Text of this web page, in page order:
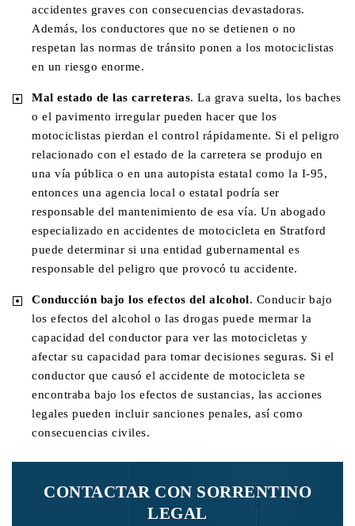
accidentes graves con consecuencias devastadoras.
Además, los conductores que no se detienen o no
respetan las normas de tránsito ponen a los motociclistas
en un riesgo enorme.
Mal estado de las carreteras. La grava suelta, los baches
o el pavimento irregular pueden hacer que los
motociclistas pierdan el control rápidamente. Si el peligro
relacionado con el estado de la carretera se produjo en
una vía pública o en una autopista estatal como la I-95,
entonces una agencia local o estatal podría ser
responsable del mantenimiento de esa vía. Un abogado
especializado en accidentes de motocicleta en Stratford
puede determinar si una entidad gubernamental es
responsable del peligro que provocó tu accidente.
Conducción bajo los efectos del alcohol. Conducir bajo
los efectos del alcohol o las drogas puede mermar la
capacidad del conductor para ver las motocicletas y
afectar su capacidad para tomar decisiones seguras. Si el
conductor que causó el accidente de motocicleta se
encontraba bajo los efectos de sustancias, las acciones
legales pueden incluir sanciones penales, así como
consecuencias civiles.
CONTACTAR CON SORRENTINO
LEGAL